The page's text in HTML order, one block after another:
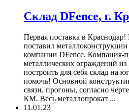
Склад DFence, г.
Первая поставка в
поставил металлоконструкции
компании DFence. Компания-
металлических ограждений
построить для себя склад на
помочь! Основной
связи, прогоны, согласно
КМ. Весь металлопрокат ...
11.01.23